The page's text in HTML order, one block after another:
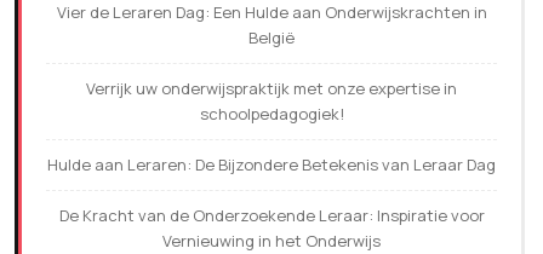
Vier de Leraren Dag: Een Hulde aan Onderwijskrachten in
België
Verrijk uw onderwijspraktijk met onze expertise in
schoolpedagogiek!
Hulde aan Leraren: De Bijzondere Betekenis van Leraar Dag
De Kracht van de Onderzoekende Leraar: Inspiratie voor
Vernieuwing in het Onderwijs